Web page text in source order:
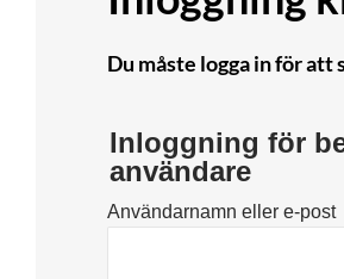
Du måste logga in för att
Inloggning för
användare
Användarnamn eller e-post